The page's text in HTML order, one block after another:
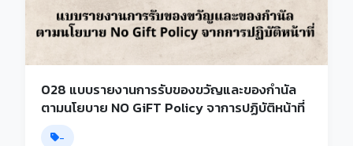
028 แบบรายงานการรับของขวัญและของกำนัล
ตามนโยบาย NO GiFT Policy จาการปฏิบัติหน้าที่
-